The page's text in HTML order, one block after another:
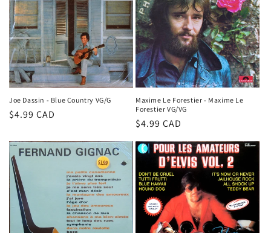
Joe Dassin - Blue Country VG/G
Prix
$4.99 CAD
Maxime Le Forestier - Maxime Le
Forestier VG/VG
Prix
$4.99 CAD